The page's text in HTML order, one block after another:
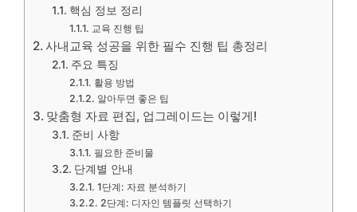
핵심 정보 정리
교육 진행 팁
사내교육 성공을 위한 필수 진행 팁 총정리
주요 특징
활용 방법
알아두면 좋은 팁
맞춤형 자료 편집, 업그레이드는 이렇게!
준비 사항
필요한 준비물
단계별 안내
1단계: 자료 분석하기
2단계: 디자인 템플릿 선택하기